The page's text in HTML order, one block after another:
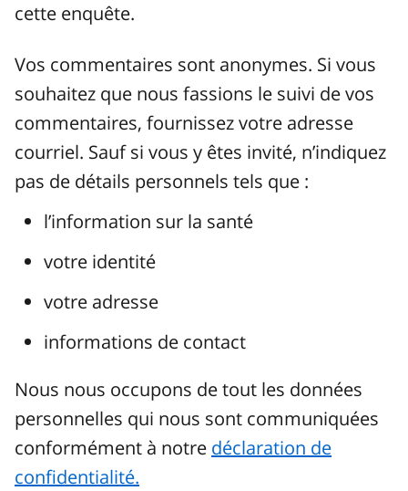
cette enquête.
Vos commentaires sont anonymes. Si vous
souhaitez que nous fassions le suivi de vos
commentaires, fournissez votre adresse
courriel. Sauf si vous y êtes invité, n’indiquez
pas de détails personnels tels que :
l’information sur la santé
votre identité
votre adresse
informations de contact
Nous nous occupons de tout les données
personnelles qui nous sont communiquées
conformément à notre déclaration de
confidentialité.